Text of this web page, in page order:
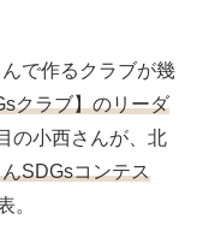
コンテンツ
みから記事
を探す
ビ 日焼け 首
わ 敏感肌 た
ーズへの伝
コラム
で作るクラブが幾
クラブ】のリーダ
の小西さんが、北
SDGsコンテス
。